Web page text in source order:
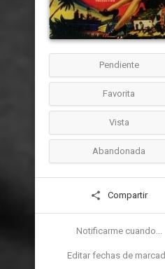
Pendiente
Favorita
Vista
Abandonada
Compartir
Notificarme cuando...
Editar fechas de